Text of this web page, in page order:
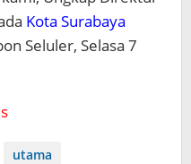
Kota Surabaya
Seluler, Selasa 7
utama